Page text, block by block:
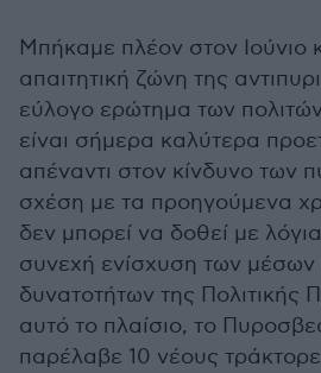
Μπήκαμε πλέον στον Ιούνιο
απαιτητική ζώνη της
εύλογο ερώτημα των
είναι σήμερα καλύτερα
απέναντι στον κίνδυνο των
σχέση με τα προηγούμενα
δεν μπορεί να δοθεί με
συνεχή ενίσχυση των μέσων
δυνατοτήτων της Πολιτικής
αυτό το πλαίσιο, το
παρέλαβε 10 νέους